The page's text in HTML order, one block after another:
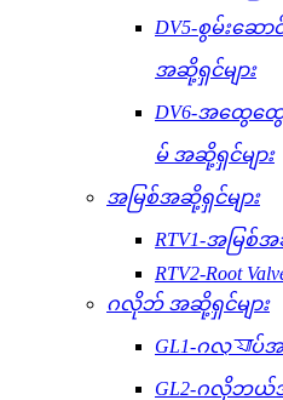
DV5-စွမ်းဆေ
အဆို့ရှင်များ
DV6-အထွေထွ
မ် အဆို့ရှင်များ
အမြစ်အဆို့ရှင်များ
RTV1-အမြစ်အ
RTV2-Root
ဂလိုဘ် အဆို့ရှင်များ
GL1-ဂလ্যাပ်
GL2-ဂလိုဘယ်